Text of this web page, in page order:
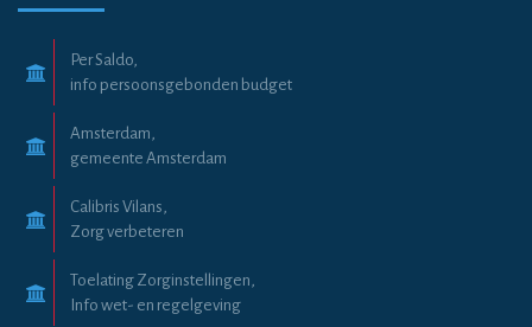
Per Saldo,
info persoonsgebonden budget
Amsterdam,
gemeente Amsterdam
Calibris Vilans,
Zorg verbeteren
Toelating Zorginstellingen,
Info wet- en regelgeving